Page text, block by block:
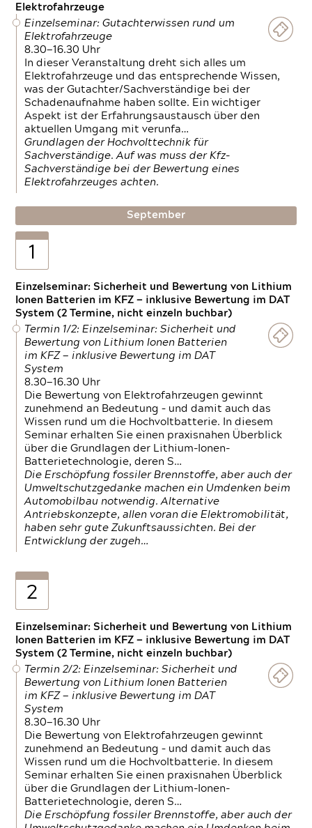
Elektrofahrzeuge
Einzelseminar: Gutachterwissen rund um
Elektrofahrzeuge
8.30—16.30 Uhr
In dieser Veranstaltung dreht sich alles um
Elektrofahrzeuge und das entsprechende Wissen,
was der Gutachter/Sachverständige bei der
Schadenaufnahme haben sollte. Ein wichtiger
Aspekt ist der Erfahrungsaustausch über den
aktuellen Umgang mit verunfa…
Grundlagen der Hochvolttechnik für
Sachverständige. Auf was muss der Kfz-
Sachverständige bei der Bewertung eines
Elektrofahrzeuges achten.
September
1
Einzelseminar: Sicherheit und Bewertung von Lithium
Ionen Batterien im KFZ — inklusive Bewertung im DAT
System (2 Termine, nicht einzeln buchbar)
Termin 1/2: Einzelseminar: Sicherheit und
Bewertung von Lithium Ionen Batterien
im KFZ — inklusive Bewertung im DAT
System
8.30—16.30 Uhr
Die Bewertung von Elektrofahrzeugen gewinnt
zunehmend an Bedeutung – und damit auch das
Wissen rund um die Hochvoltbatterie. In diesem
Seminar erhalten Sie einen praxisnahen Überblick
über die Grundlagen der Lithium-Ionen-
Batterietechnologie, deren S…
Die Erschöpfung fossiler Brennstoffe, aber auch der
Umweltschutzgedanke machen ein Umdenken beim
Automobilbau notwendig. Alternative
Antriebskonzepte, allen voran die Elektromobilität,
haben sehr gute Zukunftsaussichten. Bei der
Entwicklung der zugeh…
2
Einzelseminar: Sicherheit und Bewertung von Lithium
Ionen Batterien im KFZ — inklusive Bewertung im DAT
System (2 Termine, nicht einzeln buchbar)
Termin 2/2: Einzelseminar: Sicherheit und
Bewertung von Lithium Ionen Batterien
im KFZ — inklusive Bewertung im DAT
System
8.30—16.30 Uhr
Die Bewertung von Elektrofahrzeugen gewinnt
zunehmend an Bedeutung – und damit auch das
Wissen rund um die Hochvoltbatterie. In diesem
Seminar erhalten Sie einen praxisnahen Überblick
über die Grundlagen der Lithium-Ionen-
Batterietechnologie, deren S…
Die Erschöpfung fossiler Brennstoffe, aber auch der